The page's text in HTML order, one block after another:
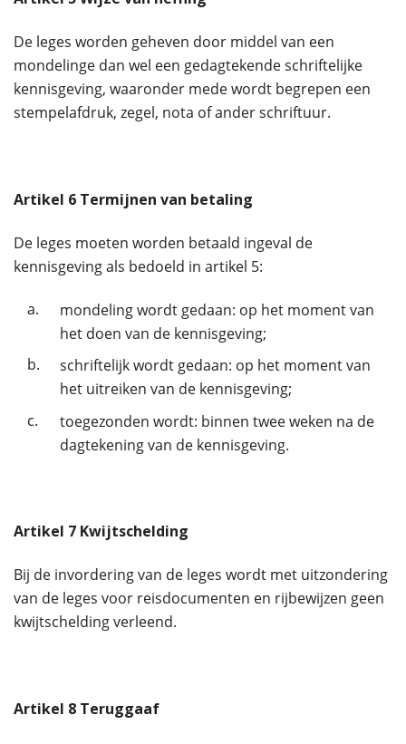
De leges worden geheven door middel van een
mondelinge dan wel een gedagtekende schriftelijke
kennisgeving, waaronder mede wordt begrepen een
stempelafdruk, zegel, nota of ander schriftuur.
Artikel 6 Termijnen van betaling
De leges moeten worden betaald ingeval de
kennisgeving als bedoeld in artikel 5:
a.
mondeling wordt gedaan: op het moment van
het doen van de kennisgeving;
b.
schriftelijk wordt gedaan: op het moment van
het uitreiken van de kennisgeving;
c.
toegezonden wordt: binnen twee weken na de
dagtekening van de kennisgeving.
Artikel 7 Kwijtschelding
Bij de invordering van de leges wordt met uitzondering
van de leges voor reisdocumenten en rijbewijzen geen
kwijtschelding verleend.
Artikel 8 Teruggaaf